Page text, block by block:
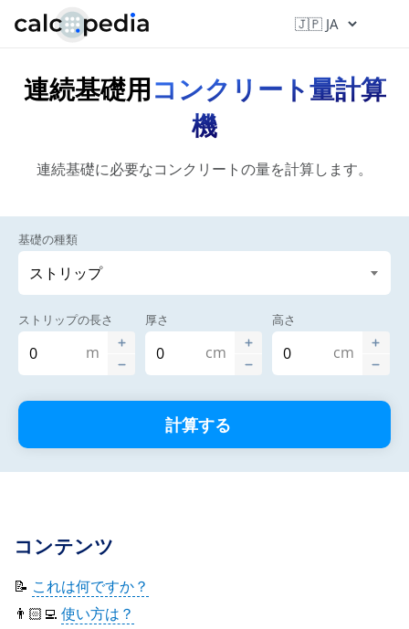
連続基礎用 コンクリート量計算
機
連続基礎に必要なコンクリートの量を計算します。
基礎の種類
ストリップの長さ
m
厚さ
cm
高さ
cm
計算する
コンテンツ
📝 これは何ですか？
👨🏻‍💻 使い方は？